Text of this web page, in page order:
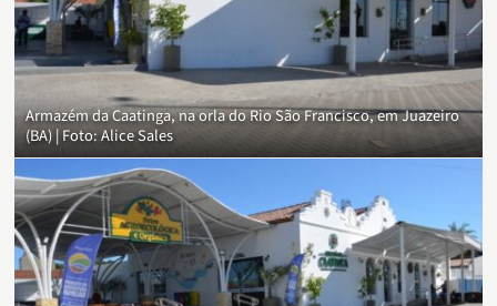
Armazém da Caatinga, na orla do Rio São Francisco, em Juazeiro
(BA) | Foto: Alice Sales